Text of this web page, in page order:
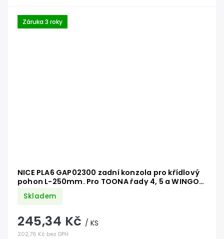
Záruka 3 roky
NICE PLA6 GAP02300 zadní konzola pro křídlový
pohon L-250mm. Pro TOONA řady 4, 5 a WINGO
Skladem
202,76 Kč bez DPH
245,34 Kč / KS